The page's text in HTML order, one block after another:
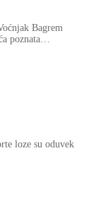
Bagrem
poznata…
loze su oduvek